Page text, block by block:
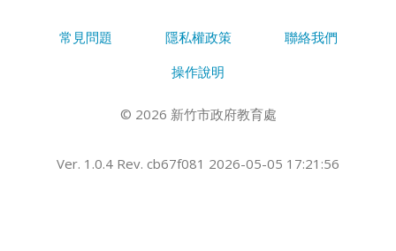
常見問題 隱私權政策
聯絡我們
操作說明
© 2026 新竹市政府教育處
Ver. 1.0.4 Rev. cb67f081 2026-05-05 17:21:56